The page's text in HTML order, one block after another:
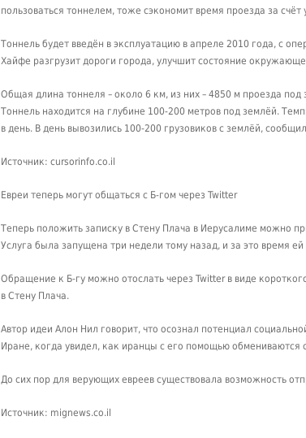
пользоваться тоннелем, тоже сэкономит время проезда за
Тоннель будет введён в эксплуатацию в апреле 2010 года, с
Хайфе разгрузит дороги города, улучшит состояние
Общая длина тоннеля – около 6 км, из них – 4850 м проезда
Тоннель находится на глубине 100-200 метров под землёй.
в день. В день вывозились 100-200 грузовиков с землёй,
Источник: cursorinfo.co.il
Евреи теперь могут общаться с Б-гом через Twitter
Теперь положить записку в Стену Плача в Иерусалиме можно
Услуга была запущена три недели тому назад, и за это время
Обращение к Б-гу можно отослать через Twitter в виде
в Стену Плача.
Автор идеи Алон Нил говорит, что осознал потенциал
Иране, когда увидел, как иранцы с его помощью
До сих пор для верующих евреев существовала возможность
Источник: mignews.co.il